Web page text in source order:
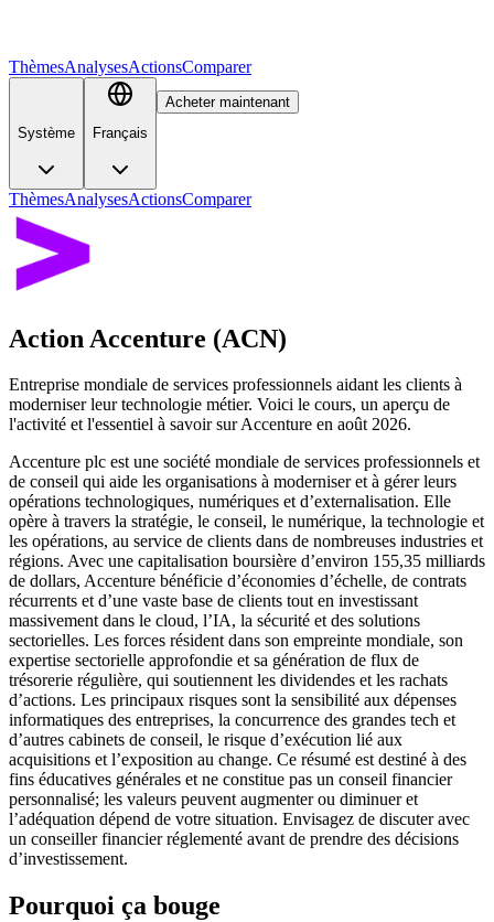
ThèmesAnalysesActionsComparer
Système Français
Acheter maintenant
ThèmesAnalysesActionsComparer
Action Accenture (ACN)
Entreprise mondiale de services professionnels aidant les clients à
moderniser leur technologie métier. Voici le cours, un aperçu de
l'activité et l'essentiel à savoir sur Accenture en août 2026.
Accenture plc est une société mondiale de services professionnels et
de conseil qui aide les organisations à moderniser et à gérer leurs
opérations technologiques, numériques et d’externalisation. Elle
opère à travers la stratégie, le conseil, le numérique, la technologie et
les opérations, au service de clients dans de nombreuses industries et
régions. Avec une capitalisation boursière d’environ 155,35 milliards
de dollars, Accenture bénéficie d’économies d’échelle, de contrats
récurrents et d’une vaste base de clients tout en investissant
massivement dans le cloud, l’IA, la sécurité et des solutions
sectorielles. Les forces résident dans son empreinte mondiale, son
expertise sectorielle approfondie et sa génération de flux de
trésorerie régulière, qui soutiennent les dividendes et les rachats
d’actions. Les principaux risques sont la sensibilité aux dépenses
informatiques des entreprises, la concurrence des grandes tech et
d’autres cabinets de conseil, le risque d’exécution lié aux
acquisitions et l’exposition au change. Ce résumé est destiné à des
fins éducatives générales et ne constitue pas un conseil financier
personnalisé; les valeurs peuvent augmenter ou diminuer et
l’adéquation dépend de votre situation. Envisagez de discuter avec
un conseiller financier réglementé avant de prendre des décisions
d’investissement.
Pourquoi ça bouge